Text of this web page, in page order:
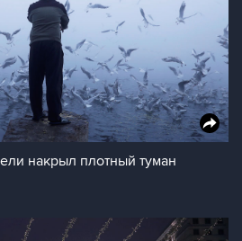
накрыл плотный туман